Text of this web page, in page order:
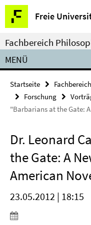
Springe
direkt
zu
Inhalt
Freie
Service-
Navigation
Fachbereich
MENÜ
Startseite Fachbereich
Forschung
"Barbarians at the Gate:
Dr. Leonard
the Gate: A
American
23.05.2012 | 18:15